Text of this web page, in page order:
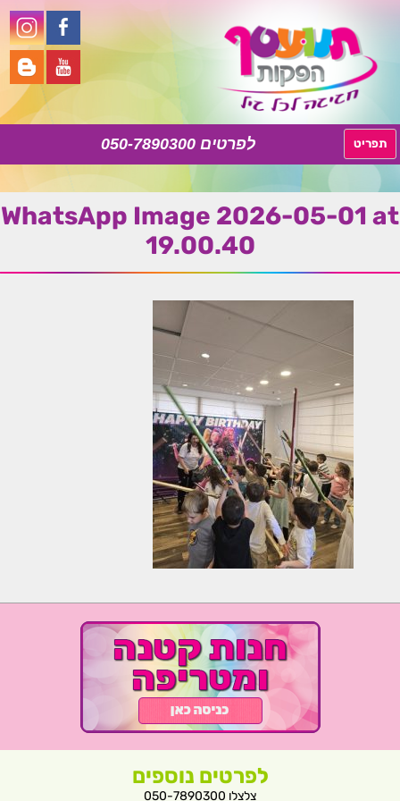
050-7890300 תפריט
לתוכן
WhatsApp Image 2026-05-01 at
19.00.40
לפרטים נוספים
צלצלו 050-7890300